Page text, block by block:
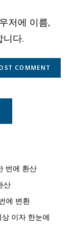
저에 이름,
니다.
번에 환산
산
에 변환
이자 한눈에